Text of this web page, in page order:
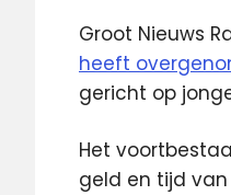
Groot Nieuws
heeft
gericht op
Het
geld en tijd van